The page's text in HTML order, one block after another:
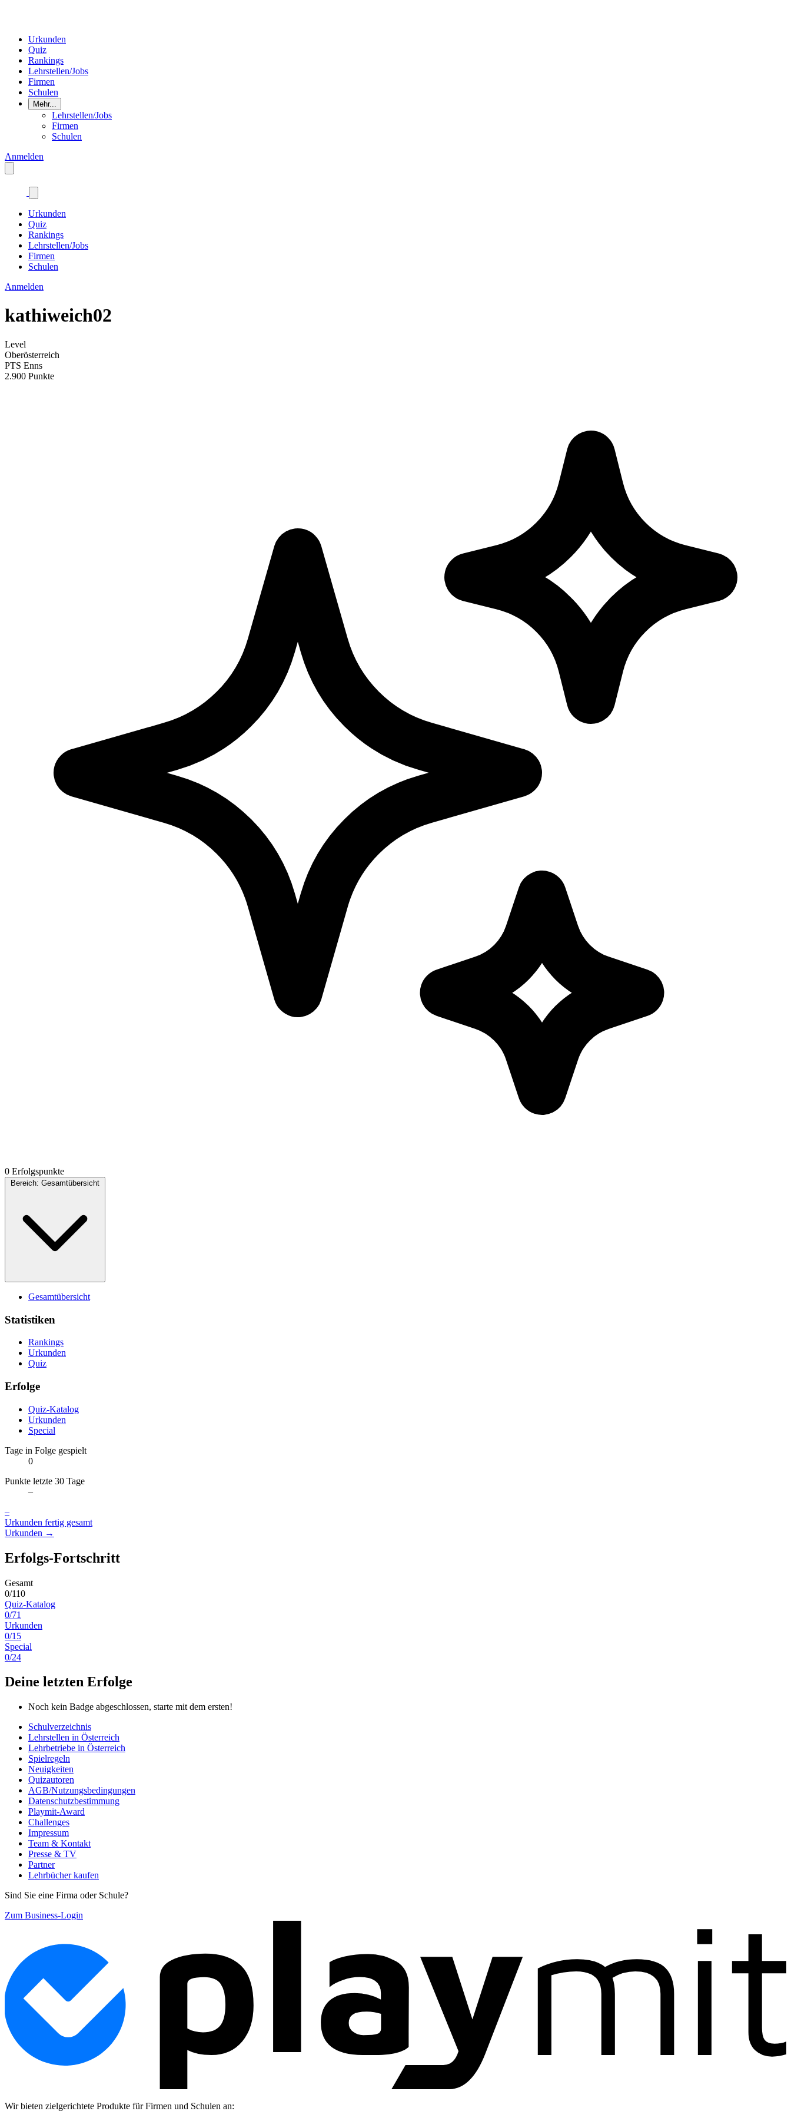
Urkunden
Quiz
Rankings
Lehrstellen/Jobs
Firmen
Schulen
Mehr...
Lehrstellen/Jobs
Firmen
Schulen
Anmelden
Urkunden
Quiz
Rankings
Lehrstellen/Jobs
Firmen
Schulen
Anmelden
kathiweich02
Level
Oberösterreich
PTS Enns
2.900 Punkte
0 Erfolgspunkte
Bereich: Gesamtübersicht
Gesamtübersicht
Statistiken
Rankings
Urkunden
Quiz
Erfolge
Quiz-Katalog
Urkunden
Special
Tage in Folge gespielt
0
Punkte letzte 30 Tage
–
–
Urkunden fertig gesamt
Urkunden →
Erfolgs-Fortschritt
Gesamt
0/110
Quiz-Katalog
0/71
Urkunden
0/15
Special
0/24
Deine letzten Erfolge
Noch kein Badge abgeschlossen, starte mit dem ersten!
Schulverzeichnis
Lehrstellen in Österreich
Lehrbetriebe in Österreich
Spielregeln
Neuigkeiten
Quizautoren
AGB/Nutzungsbedingungen
Datenschutzbestimmung
Playmit-Award
Challenges
Impressum
Team & Kontakt
Presse & TV
Partner
Lehrbücher kaufen
Sind Sie eine Firma oder Schule?
Zum Business-Login
Wir bieten zielgerichtete Produkte für Firmen und Schulen an: